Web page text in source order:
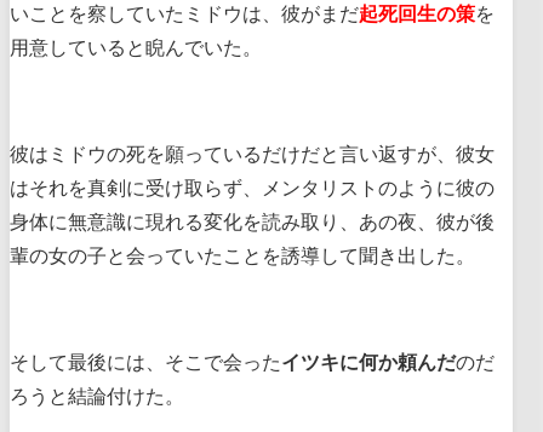
いことを察していたミドウは、彼がまだ起死回生の策を
用意していると睨んでいた。
彼はミドウの死を願っているだけだと言い返すが、彼女
はそれを真剣に受け取らず、メンタリストのように彼の
身体に無意識に現れる変化を読み取り、あの夜、彼が後
輩の女の子と会っていたことを誘導して聞き出した。
そして最後には、そこで会ったイツキに何か頼んだのだ
ろうと結論付けた。